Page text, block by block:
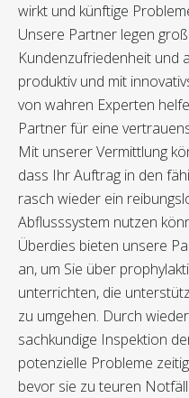
wirkt und künftige
Unsere Partner legen
Kundenzufriedenheit und
produktiv und mit
von wahren Experten
Partner für eine
Mit unserer Vermittlung
dass Ihr Auftrag in den
rasch wieder ein
Abflusssystem nutzen
Überdies bieten unsere
an, um Sie über
unterrichten, die
zu umgehen. Durch
sachkundige Inspektion
potenzielle Probleme
bevor sie zu teuren